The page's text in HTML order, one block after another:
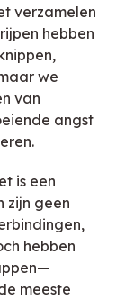
verzamelen
hebben
we
van
angst
is een
zijn geen
hebben
meeste